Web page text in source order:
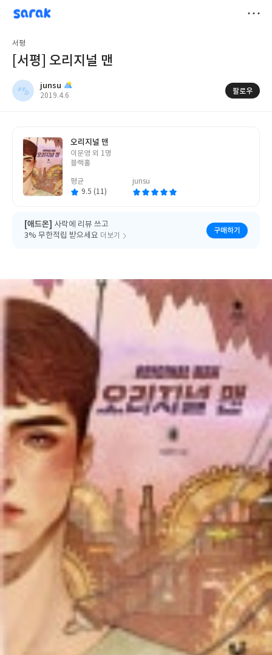
sarak
junsu
서평
[서평] 오리지널 맨
junsu
작
2019.4.6
팔로우
오리지널 맨
글
쓴
이문영 외 1명
블랙홀
평균
9.5 (11)
junsu
[애드온] 사락에 리뷰 쓰고
3% 무한적립 받으세요 더보기
구매하기